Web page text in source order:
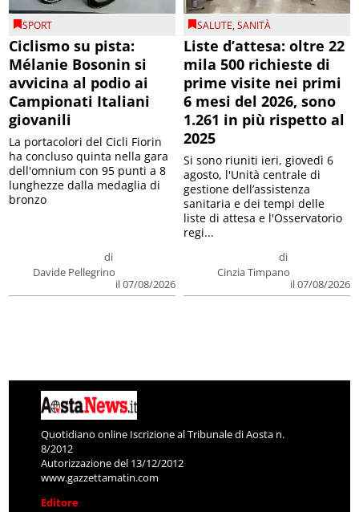
SPORT
Ciclismo su pista:
Mélanie Bosonin si
avvicina al podio ai
Campionati Italiani
giovanili
di
Davide Pellegrino
il 07/08/2026
La portacolori del Cicli Fiorin
ha concluso quinta nella gara
dell'omnium con 95 punti a 8
lunghezze dalla medaglia di
bronzo
SALUTE,SANITÀ
Liste d’attesa: oltre 22
mila 500 richieste di
prime visite nei primi
6 mesi del 2026, sono
1.261 in più rispetto al
2025
di
Cinzia Timpano
il 07/08/2026
Si sono riuniti ieri, giovedì 6
agosto, l'Unità centrale di
gestione dell’assistenza
sanitaria e dei tempi delle
liste di attesa e l'Osservatorio
regi...
Quotidiano online Iscrizione al Tribunale di Aosta n.
8/2012
Autorizzazione del 13/12/2012
www.gazzettamatin.com
Editore